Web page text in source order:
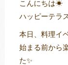
こんにちは☀
ハッピーテラ
本日、料理イ
始まる前から
た✨